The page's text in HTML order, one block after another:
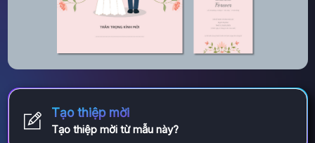
Tạo thiệp mời
Tạo thiệp mời từ mẫu này?